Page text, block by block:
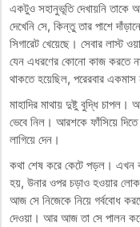
একটুও সহানুভূতি দেখায়নি তাকে
দেখেনি সে, কিন্তু তার পাশে
সিগারেট খেয়েছে। সেবার লাস্ট
যেন এধরণের কোনো কাজ করতে
থাকতে হয়েছিল, পরেরবার
মাহাদির মাথায় দুষ্টু বুদ্ধি
ভেবে নিল। আরশকে ফাঁসিয়ে
লাগিয়ে দেন।
কথা শেষ করে কেটে পড়ল। এখন
হয়, উনার ওপর চড়াও হওয়ার
আজ সে নিজেকে নিয়ে গর্ববোধ
দেওয়া। আর আজ তা সে পালন